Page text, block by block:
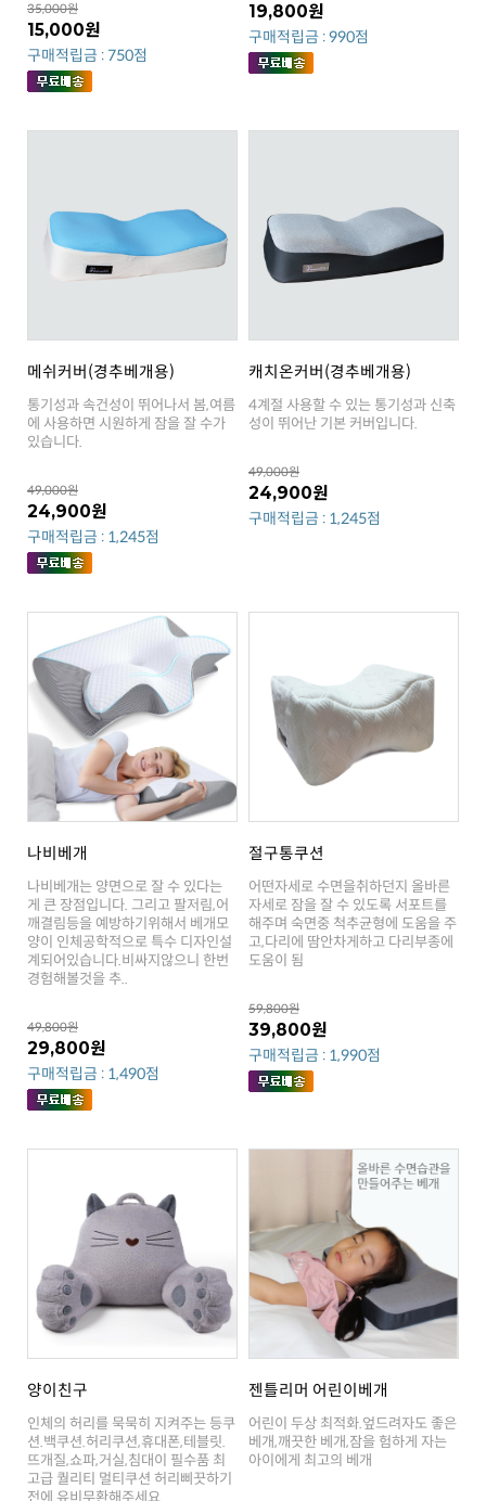
35,000원
15,000원
구매적립금 : 750점
19,800원
구매적립금 : 990점
메쉬커버(경추베개용)
있습니다.
49,000원
24,900원
구매적립금 : 1,245점
캐치온커버(경추베개용)
성이 뛰어난 기본 커버입니다.
49,000원
24,900원
구매적립금 : 1,245점
나비베개
경험해볼것을 추..
49,800원
29,800원
구매적립금 : 1,490점
절구통쿠션
도움이 됨
59,800원
39,800원
구매적립금 : 1,990점
양이친구
전에 유비무환해주세요
젠틀리머 어린이베개
아이에게 최고의 베개